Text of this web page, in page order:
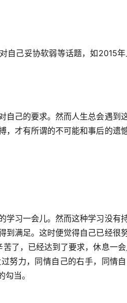
自己妥协软弱等话题，如2015
自己的要求。然而人生总会遇到
，才有所谓的不可能和事后的遗
学习一会儿。然而这种学习没有
到满足。这时便觉得自己已经很
了，已经达到了要求，休息一
努力，同情自己的右手，同情
当。